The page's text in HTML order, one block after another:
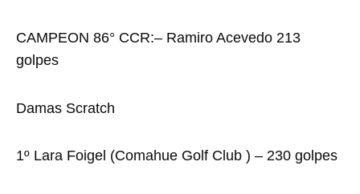
CAMPEON 86° CCR:– Ramiro Acevedo 213
golpes
Damas Scratch
1º Lara Foigel (Comahue Golf Club ) – 230 golpes